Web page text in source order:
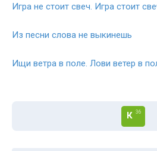
Игра не стоит свеч. Игра стоит
Из песни слова не выкинешь
Ищи ветра в поле. Лови ветер в
К 36